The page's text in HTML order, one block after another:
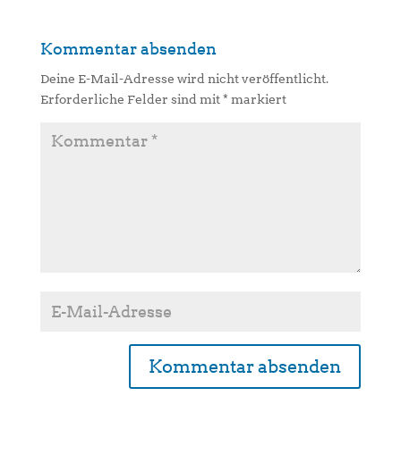
Kommentar absenden
Deine E-Mail-Adresse wird nicht veröffentlicht.
Erforderliche Felder sind mit* markiert